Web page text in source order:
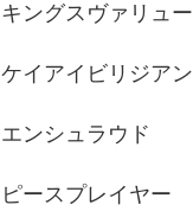
キングスヴァリュー
ケイアイビリジアン
エンシュラウド
ピースプレイヤー